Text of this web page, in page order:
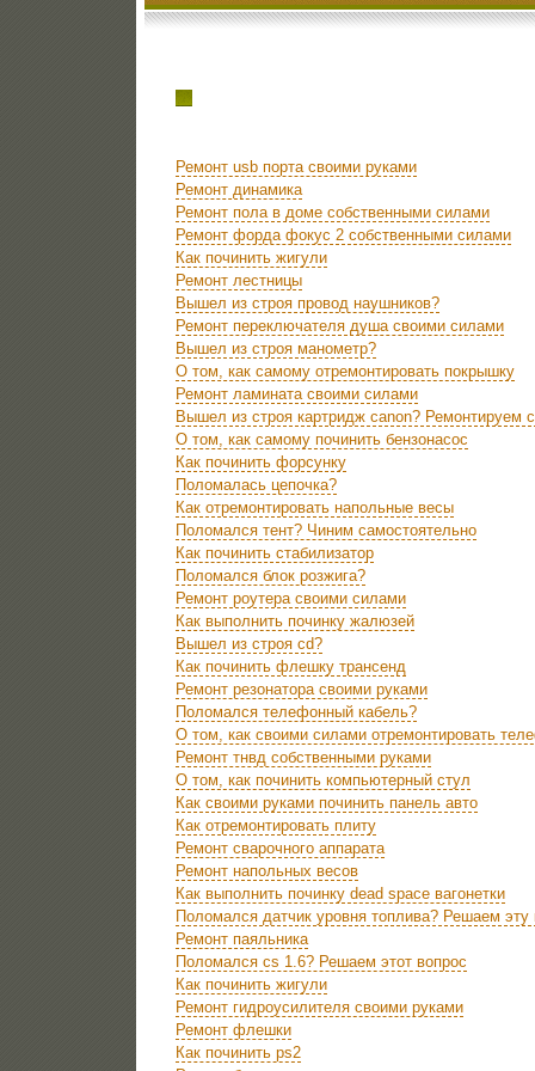
Ремонт usb порта своими руками
Ремонт динамика
Ремонт пола в доме собственными силами
Ремонт форда фокус 2 собственными силами
Как починить жигули
Ремонт лестницы
Вышел из строя провод наушников?
Ремонт переключателя душа своими силами
Вышел из строя манометр?
О том, как самому отремонтировать покрышку
Ремонт ламината своими силами
Вышел из строя картридж canon? Ремонтируем
О том, как самому починить бензонасос
Как починить форсунку
Поломалась цепочка?
Как отремонтировать напольные весы
Поломался тент? Чиним самостоятельно
Как починить стабилизатор
Поломался блок розжига?
Ремонт роутера своими силами
Как выполнить починку жалюзей
Вышел из строя cd?
Как починить флешку трансенд
Ремонт резонатора своими руками
Поломался телефонный кабель?
О том, как своими силами отремонтировать
Ремонт тнвд собственными руками
О том, как починить компьютерный стул
Как своими руками починить панель авто
Как отремонтировать плиту
Ремонт сварочного аппарата
Ремонт напольных весов
Как выполнить починку dead space вагонетки
Поломался датчик уровня топлива? Решаем эту
Ремонт паяльника
Поломался cs 1.6? Решаем этот вопрос
Как починить жигули
Ремонт гидроусилителя своими руками
Ремонт флешки
Как починить ps2